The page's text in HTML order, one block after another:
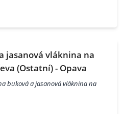
jasanová vláknina na
(Ostatní) - Opava
buková a jasanová vláknina na